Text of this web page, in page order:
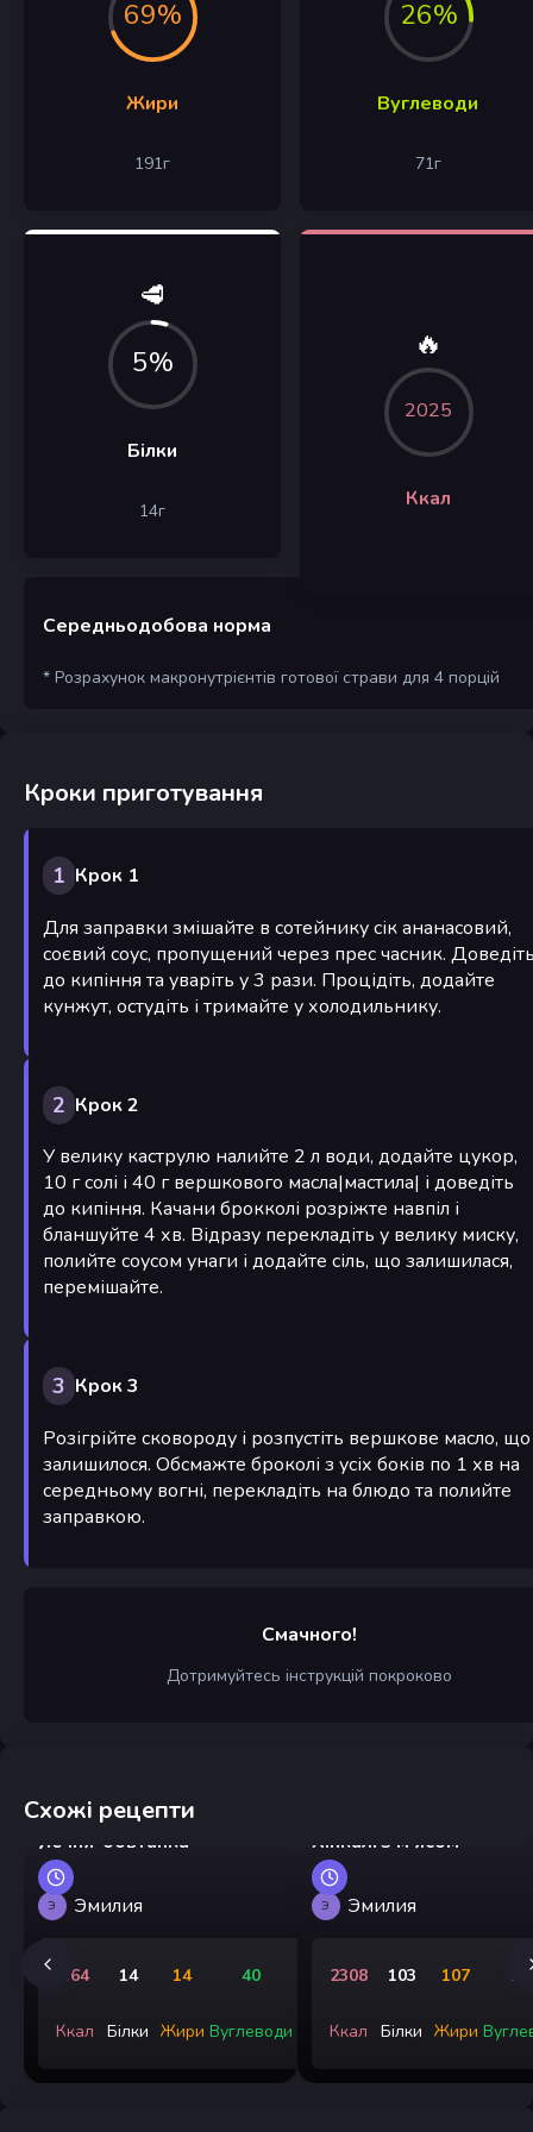
69%
Жири
191г
26%
Вуглеводи
71г
🥩
5%
Білки
14г
🔥
2025
Ккал
Середньодобова норма
* Розрахунок макронутрієнтів готової страви для 4 порцій
Кроки приготування
1 Крок 1
Для заправки змішайте в сотейнику сік ананасовий,
соєвий соус, пропущений через прес часник.
до кипіння та уваріть у 3 рази. Процідіть, додайте
кунжут, остудіть і тримайте у холодильнику.
2 Крок 2
У велику каструлю налийте 2 л води, додайте цукор,
10 г солі і 40 г вершкового масла|мастила| і доведіть
до кипіння. Качани брокколі розріжте навпіл і
бланшуйте 4 хв. Відразу перекладіть у велику миску,
полийте соусом унаги і додайте сіль, що залишилася,
перемішайте.
3 Крок 3
Розігрійте сковороду і розпустіть вершкове масло, що
залишилося. Обсмажте броколі з усіх боків по 1 хв на
середньому вогні, перекладіть на блюдо та полийте
заправкою.
Смачного!
Дотримуйтесь інструкцій покроково
Схожі рецепти
Яєчня-бовтанка
Э Эмилия
364
Ккал
14
Білки
14
Жири
40
Вуглеводи
Хінкалі з м'ясом
Э Эмилия
2308
Ккал
103
Білки
107
Жири